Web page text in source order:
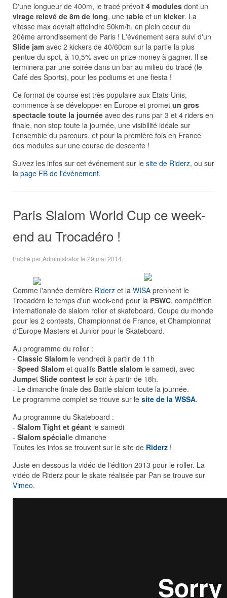
D'une longueur de 400m, le tracé prévoit 4 modules dont un
virage relevé de 8m de long, une table et un kicker. La
vitesse max devrait atteindre 50km/h, en plein coeur du
20ème arrondissement de Paris ! L'événement sera suivi d'un
Slide jam avec 2 kickers de 40/60cm sur la partie la plus
pentue du spot, à 10,5% avec un prize money à gagner. Il se
terminera par une soirée dans un bar au milieu du tracé (le
Café des Sports), pour les podiums et une fiesta !
Ce format de course est très populaire aux Etats-Unis,
commence à se développer en Europe et promet un gros
spectacle toute la journée avec des runs par 3 et 4 riders en
finale, non stop toute la journée, une visibilité idéale sur
l'ensemble du parcours, et pour la première fois en France
des modules sur une course de descente !
Suivez les infos sur cet événement sur le site de Riderz, ou sur
la page FB de l'événement.
Paris Slalom World Cup ce week-
end au Trocadéro !
Publié par Administrator le 29 mai 2014
Comme l'année dernière Riderz et la WISA prennent le
Trocadéro le temps d'un week-end pour la PSWC, compétition
internationale de slalom roller et skateboard. Coupe du monde
pour les 2 contests, Championnat de France, et Championnat
d'Europe Masters et Junior pour le Skateboard.
Au programme du roller :
- Classic Slalom le vendredi à partir de 11h
- Speed Slalom et qualifs Battle slalom le samedi, avec
Jumpet Slide contest le soir à partir de 18h.
- Le dimanche finale des Battle slalom toute la journée.
Le programme complet se trouve sur le site de la WSSA.
Au programme du Skateboard :
- Slalom Tight et géant le samedi
- Slalom spécialle dimanche
Toutes les infos se trouvent sur le site de Riderz !
Juste en dessous la vidéo de l'édition 2013 pour le roller. La
vidéo de Riderz pour le skate réalisée par Pan se trouve sur
Vimeo.